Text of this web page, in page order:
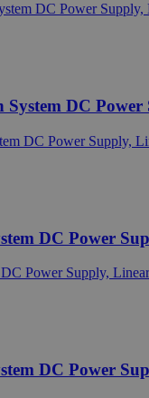
DC
DC Power
DC Power